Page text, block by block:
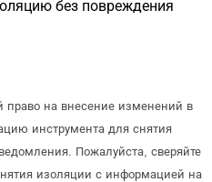
без повреждения
право на внесение изменений в
инструмента для снятия
Пожалуйста, сверяйте
изоляции с информацией на